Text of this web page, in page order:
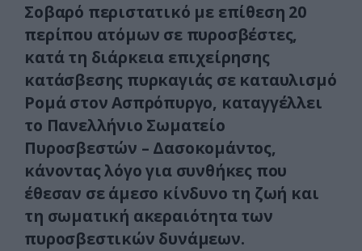
Σοβαρό περιστατικό με επίθεση 20
περίπου ατόμων σε πυροσβέστες,
κατά τη διάρκεια επιχείρησης
κατάσβεσης πυρκαγιάς σε καταυλισμό
Ρομά στον Ασπρόπυργο, καταγγέλλει
το Πανελλήνιο Σωματείο
Πυροσβεστών – Δασοκομάντος,
κάνοντας λόγο για συνθήκες που
έθεσαν σε άμεσο κίνδυνο τη ζωή και
τη σωματική ακεραιότητα των
πυροσβεστικών δυνάμεων.